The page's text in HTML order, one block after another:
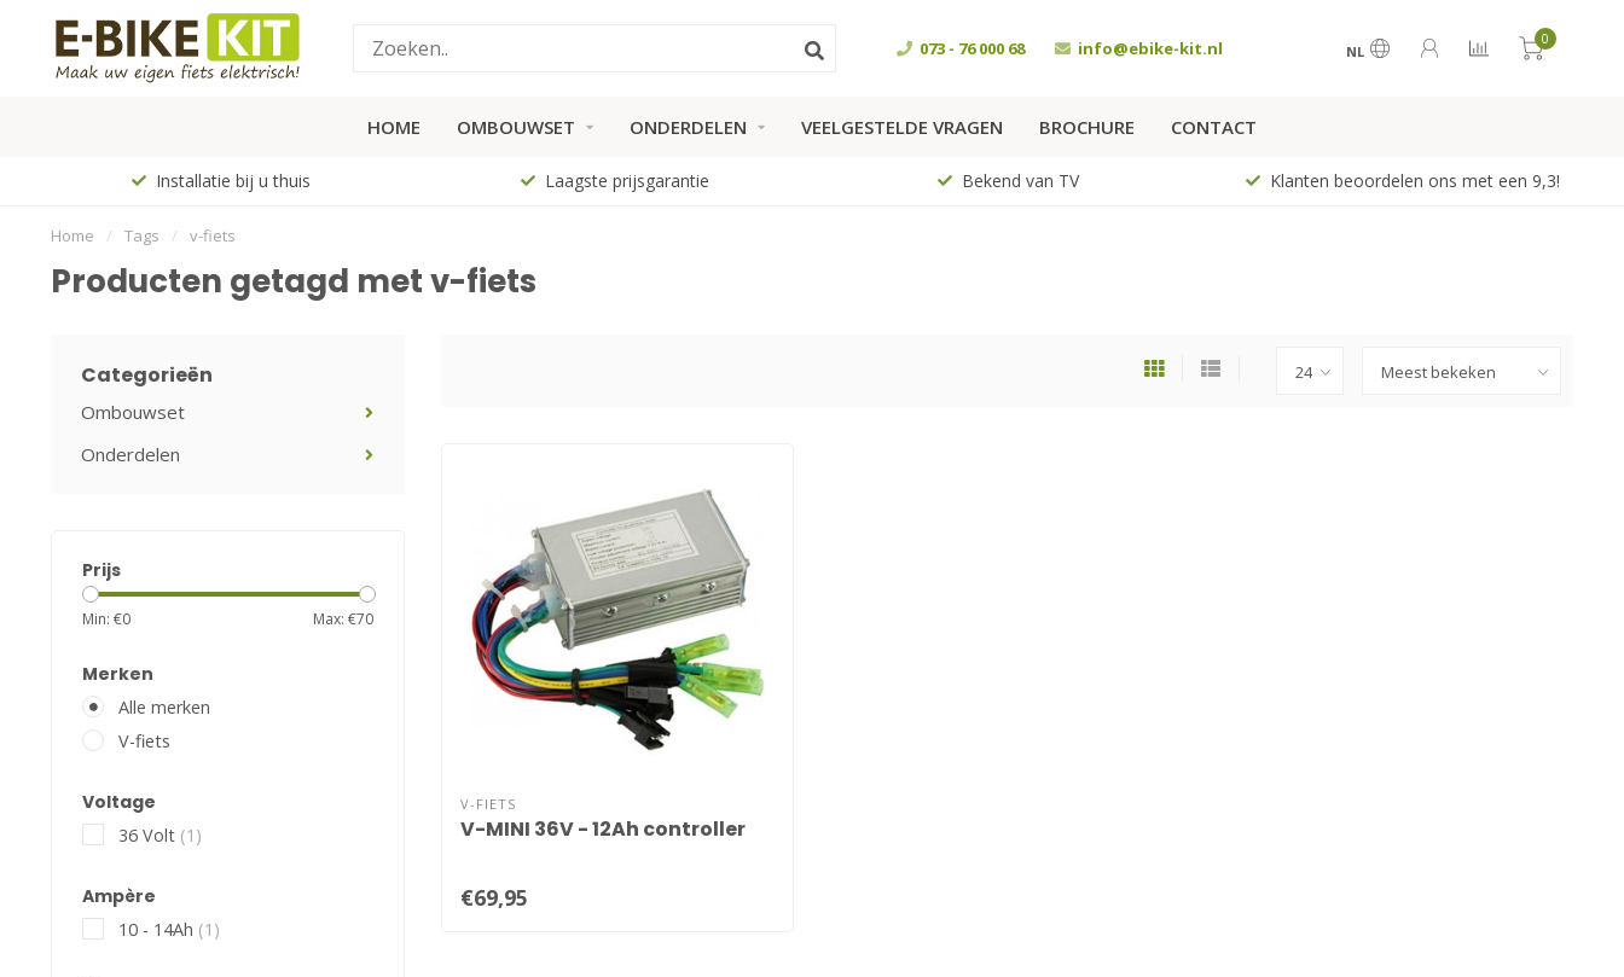
073 - 76 000 68 info@ebike-kit.nl NL
0
HOME OMBOUWSET ONDERDELEN VEELGESTELDE VRAGEN BROCHURE CONTACT
Installatie bij u thuis Laagste prijsgarantie Bekend van TV Klanten beoordelen ons met een 9,3!
Home / Tags / v-fiets
Producten getagd met v-fiets
Categorieën
Ombouwset
Onderdelen
Prijs
Min: €0 Max: €70
Merken
Alle merken
V-fiets
Voltage
36 Volt (1)
Ampère
10 - 14Ah (1)
V-FIETS
V-MINI 36V - 12Ah controller
€69,95